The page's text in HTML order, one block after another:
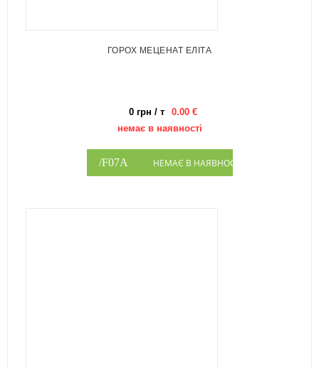
ГОРОХ МЕЦЕНАТ ЕЛІТА
0 грн / т
0.00 €
немає в наявності
НЕМАЄ В НАЯВНОСТІ